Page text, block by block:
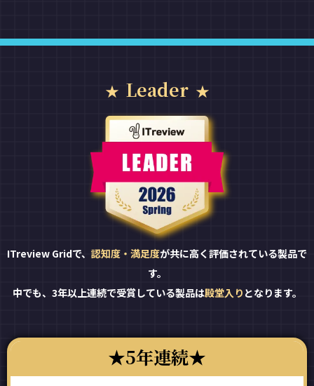
Leader
ITreview Gridで、 認知度・満足度が共に高く評価されている製品で
す。
中でも、3年以上連続で受賞している製品は殿堂入り となります。
5年連続